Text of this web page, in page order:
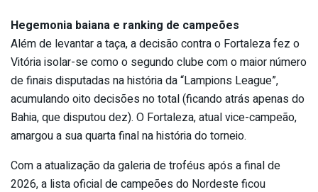
Hegemonia baiana e ranking de campeões
Além de levantar a taça, a decisão contra o Fortaleza fez o
Vitória isolar-se como o segundo clube com o maior número
de finais disputadas na história da “Lampions League”,
acumulando oito decisões no total (ficando atrás apenas do
Bahia, que disputou dez). O Fortaleza, atual vice-campeão,
amargou a sua quarta final na história do torneio.
Com a atualização da galeria de troféus após a final de
2026, a lista oficial de campeões do Nordeste ficou